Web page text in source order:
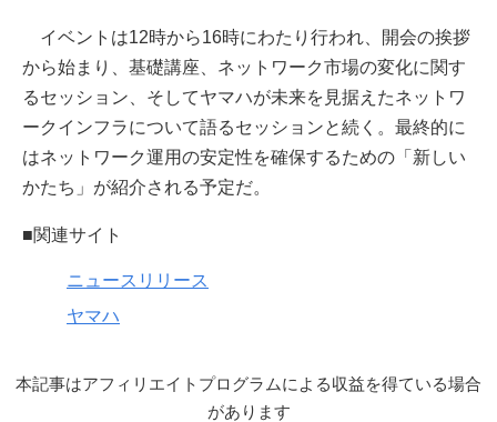
イベントは12時から16時にわたり行われ、開会の挨拶
から始まり、基礎講座、ネットワーク市場の変化に関す
るセッション、そしてヤマハが未来を見据えたネットワ
ークインフラについて語るセッションと続く。最終的に
はネットワーク運用の安定性を確保するための「新しい
かたち」が紹介される予定だ。
■関連サイト
ニュースリリース
ヤマハ
本記事はアフィリエイトプログラムによる収益を得ている場合
があります